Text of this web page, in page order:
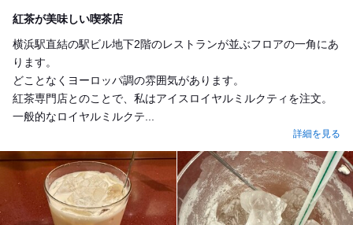
紅茶が美味しい喫茶店
横浜駅直結の駅ビル地下2階のレストランが並ぶフロアの一角にあ
ります。
どことなくヨーロッパ調の雰囲気があります。
紅茶専門店とのことで、私はアイスロイヤルミルクティを注文。
一般的なロイヤルミルクテ...
詳細を見る